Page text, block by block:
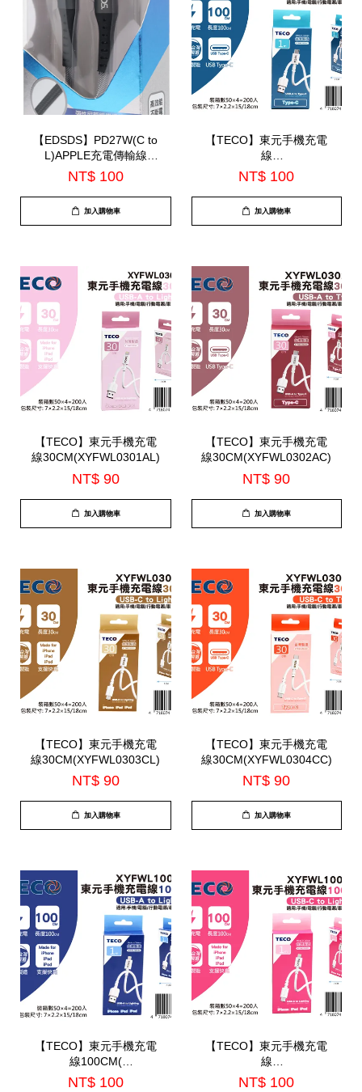
【EDSDS】PD27W(C to
L)APPLE充電傳輸線
120cm(EDS-J934)
NT$ 100
加入購物車
【TECO】東元手機充電
線
100CM(XYFWL1002AC)
NT$ 100
加入購物車
【TECO】東元手機充電
線30CM(XYFWL0301AL)
NT$ 90
加入購物車
【TECO】東元手機充電
線30CM(XYFWL0302AC)
NT$ 90
加入購物車
【TECO】東元手機充電
線30CM(XYFWL0303CL)
NT$ 90
加入購物車
【TECO】東元手機充電
線30CM(XYFWL0304CC)
NT$ 90
加入購物車
【TECO】東元手機充電
線100CM(
XYFWL1001AL)
NT$ 100
【TECO】東元手機充電
線
100CM(XYFWL1003CL)
NT$ 100